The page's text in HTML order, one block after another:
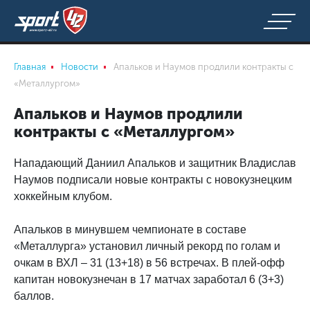
Главная Новости
Апальков и Наумов продлили контракты с
«Металлургом»
Апальков и Наумов продлили
контракты с «Металлургом»
Нападающий Даниил Апальков и защитник Владислав
Наумов подписали новые контракты с новокузнецким
хоккейным клубом.
Апальков в минувшем чемпионате в составе
«Металлурга» установил личный рекорд по голам и
очкам в ВХЛ – 31 (13+18) в 56 встречах. В плей-офф
капитан новокузнечан в 17 матчах заработал 6 (3+3)
баллов.